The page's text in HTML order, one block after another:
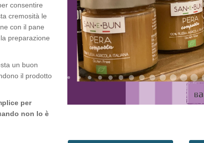
consentire
cremosità le
con il pane
preparazione
un buon
il prodotto
per
non lo è